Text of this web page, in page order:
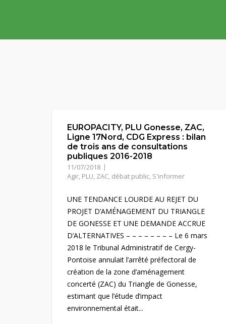
EUROPACITY, PLU Gonesse, ZAC,
Ligne 17Nord, CDG Express : bilan
de trois ans de consultations
publiques 2016-2018
11/07/2018
Agir, PLU, ZAC, débat public, S'informer
UNE TENDANCE LOURDE AU REJET DU
PROJET D’AMÉNAGEMENT DU TRIANGLE
DE GONESSE ET UNE DEMANDE ACCRUE
D’ALTERNATIVES – – – – – – – – Le 6 mars
2018 le Tribunal Administratif de Cergy-
Pontoise annulait l’arrêté préfectoral de
création de la zone d’aménagement
concerté (ZAC) du Triangle de Gonesse,
estimant que l’étude d’impact
environnemental était...